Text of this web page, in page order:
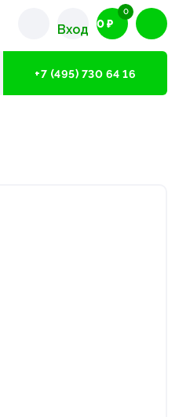
Вход 0 ₽
0
+7 (495) 730 64 16